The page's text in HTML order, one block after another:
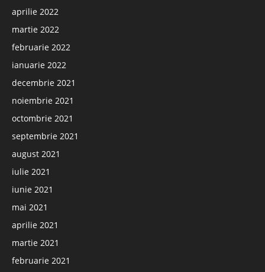
aprilie 2022
martie 2022
februarie 2022
ianuarie 2022
decembrie 2021
noiembrie 2021
octombrie 2021
septembrie 2021
august 2021
iulie 2021
iunie 2021
mai 2021
aprilie 2021
martie 2021
februarie 2021